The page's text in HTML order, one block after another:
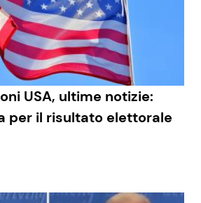
USA, ultime notizie:
per il risultato elettorale